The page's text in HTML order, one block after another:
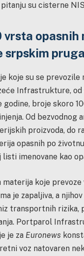
pitanju su cisterne
vrsta
srpskim
koje su se prevozile
Infrastrukture, od
godine, broje skoro
Od bezvodnog
proizvoda, do
opasnih po
listi imenovane kao
materija koje prevoze
je zapaljiva, a
transportnih rizika,
Portparol
je za Euronews
voz natovaren